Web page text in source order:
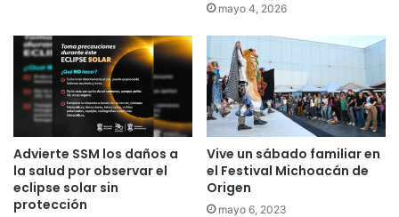
mayo 4, 2026
Advierte SSM los daños a
la salud por observar el
eclipse solar sin
protección
Vive un sábado familiar en
el Festival Michoacán de
Origen
mayo 6, 2023